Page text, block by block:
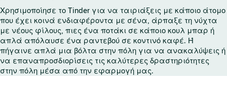
n
d
e
r
Χρησιμοποίησε το Tinder για να ταιριάξεις με κάποιο άτομο
που έχει κοινά ενδιαφέροντα με σένα, άρπαξε τη νύχτα
με νέους φίλους, πιες ένα ποτάκι σε κάποιο κουλ μπαρ ή
απλά απόλαυσε ένα ραντεβού σε κοντινό καφέ. Ή
πήγαινε απλά μια βόλτα στην πόλη για να ανακαλύψεις ή
να επαναπροσδιορίσεις τις καλύτερες δραστηριότητες
στην πόλη μέσα από την εφαρμογή μας.